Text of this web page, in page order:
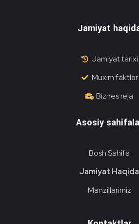
Jamiyat
Jamiyat tarixi
Muxim faktlar
Biznes reja
Asosiy
Bosh Sahifa
Jamiyat Haqida
Manzillarimiz